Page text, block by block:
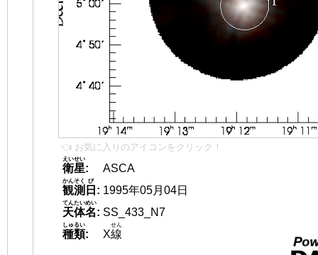
👈 お気に入りのアイコンをクリック！
衛星
えいせい
:
ASCA
観測
かんそく
日
び
: 1995年05月04日
天体名
てんたいめい
: SS_433_N7
種類
しゅるい
: X線
せん